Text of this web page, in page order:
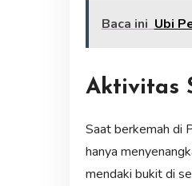
Baca ini Ubi
Aktivitas
Saat berkemah di
hanya
mendaki bukit di